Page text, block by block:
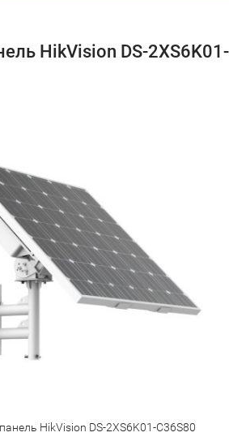
HikVision DS-2XS6K01-
HikVision DS-2XS6K01-C36S80